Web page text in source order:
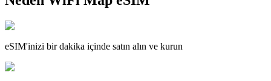
eSIM'inizi bir dakika içinde satın alın ve kurun